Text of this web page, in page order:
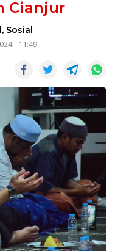
Cianjur
, Sosial
- 11:49